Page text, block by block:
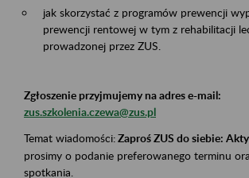
jak skorzystać z programów prewencji
prewencji rentowej w tym z rehabilitacji
prowadzonej przez ZUS.
Zgłoszenie przyjmujemy na adres e-mail:
zus.szkolenia.czewa@zus.pl
Temat wiadomości:Zaproś ZUS do siebie:
prosimy o podanie preferowanego terminu
spotkania.